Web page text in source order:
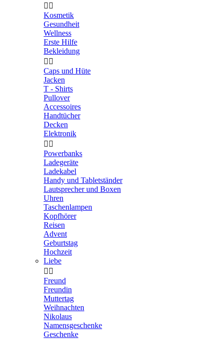
 
Kosmetik
Gesundheit
Wellness
Erste Hilfe
Bekleidung
 
Caps und Hüte
Jacken
T - Shirts
Pullover
Accessoires
Handtücher
Decken
Elektronik
 
Powerbanks
Ladegeräte
Ladekabel
Handy und Tabletständer
Lautsprecher und Boxen
Uhren
Taschenlampen
Kopfhörer
Reisen
Advent
Geburtstag
Hochzeit
Liebe
 
Freund
Freundin
Muttertag
Weihnachten
Nikolaus
Namensgeschenke
Geschenke